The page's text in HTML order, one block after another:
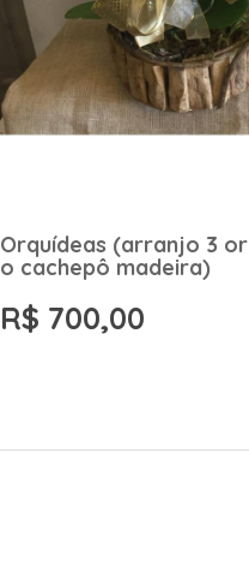
Orquídeas (arranjo 3
o cachepô madeira)
R$ 700,00